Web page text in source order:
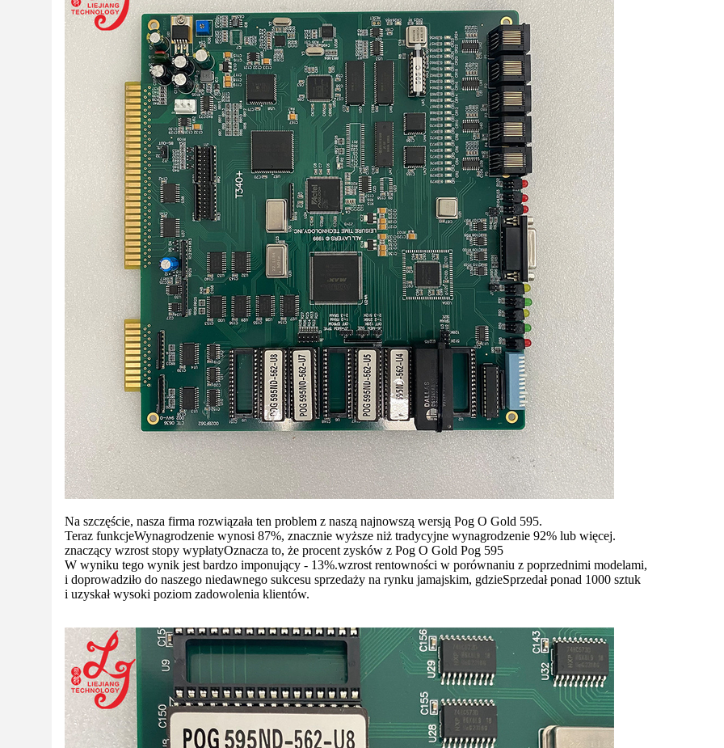
Na szczęście, nasza firma rozwiązała ten problem z naszą najnowszą wersją Pog O Gold 595.
Teraz funkcjeWynagrodzenie wynosi 87%, znacznie wyższe niż tradycyjne wynagrodzenie 92% lub więcej.
znaczący wzrost stopy wypłatyOznacza to, że procent zysków z Pog O Gold Pog 595
W wyniku tego wynik jest bardzo imponujący - 13%.wzrost rentowności w porównaniu z poprzednimi modelami,
i doprowadziło do naszego niedawnego sukcesu sprzedaży na rynku jamajskim, gdzieSprzedał ponad 1000 sztuk
i uzyskał wysoki poziom zadowolenia klientów.